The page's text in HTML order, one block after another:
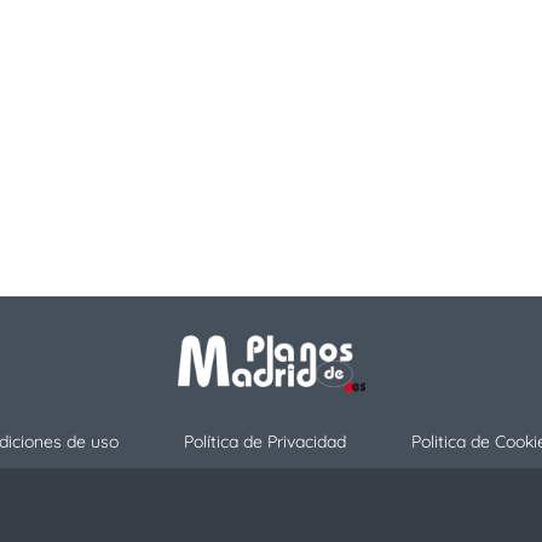
de uso Política de Privacidad Politica de